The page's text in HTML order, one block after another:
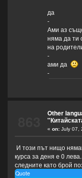
да
-
Ами аз
няма да ти
на
-
ами да
-
Other
« on:July 07,
И този път нищо
курса за деня е 0
следните като брой
Quote